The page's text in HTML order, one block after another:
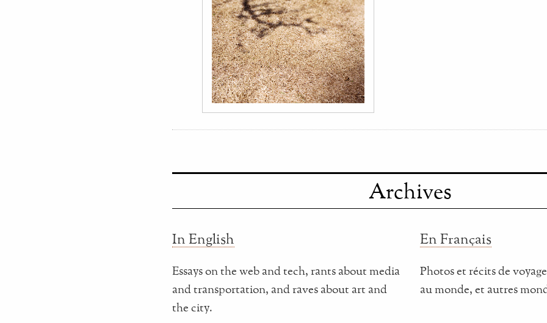
Archives
In English
Essays on the web and tech, rants about media
and transportation, and raves about art and
the city.
En Français
Photos et récits de
au monde, et autres